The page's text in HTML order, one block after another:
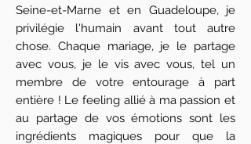
Seine-et-Marne et en Guadeloupe, je
privilégie l'humain avant tout autre
chose. Chaque mariage, je le partage
avec vous, je le vis avec vous, tel un
membre de votre entourage à part
entière ! Le feeling allié à ma passion et
au partage de vos émotions sont les
ingrédients magiques pour que la